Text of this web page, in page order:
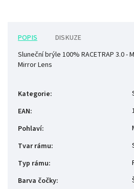
POPIS
DISKUZE
Sluneční brýle 100% RACETRAP 3.0 -
Mirror Lens
Kategorie:
EAN:
Pohlaví:
Tvar rámu:
Typ rámu:
Barva čočky: